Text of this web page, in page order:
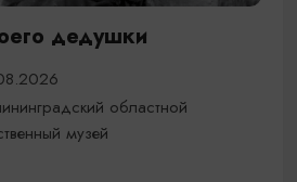
дедушки
областной
музей